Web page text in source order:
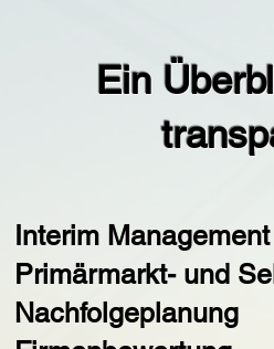
Ein
Interim Management
​Primärmarkt- und
Nachfolgeplanung